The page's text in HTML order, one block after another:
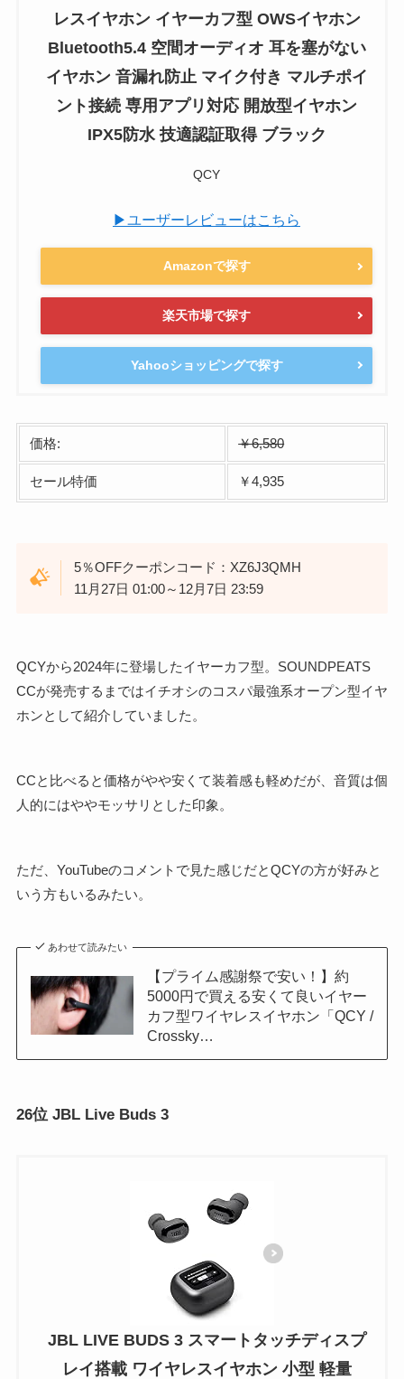
レスイヤホン イヤーカフ型 OWSイヤホン
Bluetooth5.4 空間オーディオ 耳を塞がない
イヤホン 音漏れ防止 マイク付き マルチポイ
ント接続 専用アプリ対応 開放型イヤホン
IPX5防水 技適認証取得 ブラック
QCY
▶ユーザーレビューはこちら
Amazonで探す
楽天市場で探す
Yahooショッピングで探す
価格: ￥6,580
セール特価 ￥4,935
5％OFFクーポンコード：XZ6J3QMH
11月27日 01:00～12月7日 23:59
QCYから2024年に登場したイヤーカフ型。SOUNDPEATS
CCが発売するまではイチオシのコスパ最強系オープン型イヤ
ホンとして紹介していました。
CCと比べると価格がやや安くて装着感も軽めだが、音質は個
人的にはややモッサリとした印象。
ただ、YouTubeのコメントで見た感じだとQCYの方が好みと
いう方もいるみたい。
あわせて読みたい
【プライム感謝祭で安い！】約
5000円で買える安くて良いイヤー
カフ型ワイヤレスイヤホン「QCY /
Crossky…
26位 JBL Live Buds 3
JBL LIVE BUDS 3 スマートタッチディスプ
レイ搭載 ワイヤレスイヤホン 小型 軽量